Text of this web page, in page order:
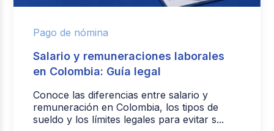
Pago de nómina
Salario y remuneraciones laborales
en Colombia: Guía legal
Conoce las diferencias entre salario y
remuneración en Colombia, los tipos de
sueldo y los límites legales para evitar s...